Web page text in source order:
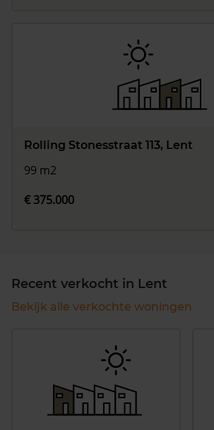
Rolling Stonesstraat 113, Lent
99 m2
€ 375.000
Recent verkocht in Lent
Bekijk alle verkochte woningen